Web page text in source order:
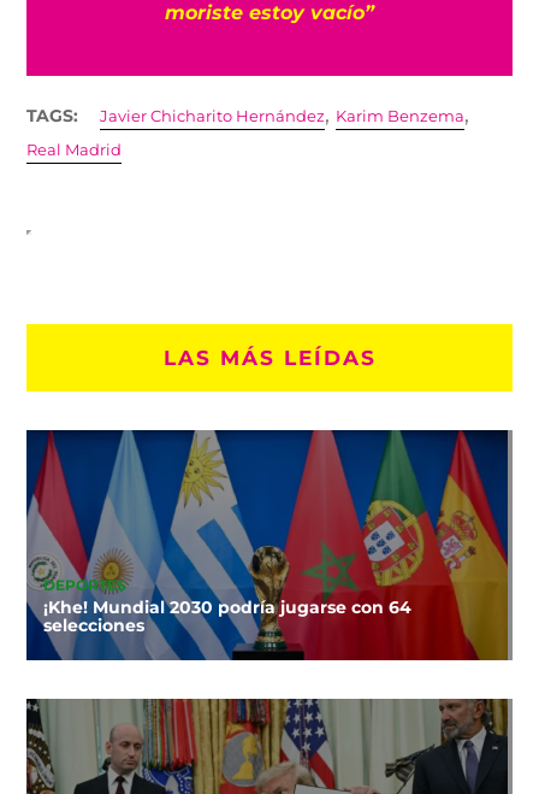
moriste estoy vacío”
TAGS: Javier Chicharito Hernández, Karim Benzema,
Real Madrid
LAS MÁS LEÍDAS
DEPORTES
¡Khe! Mundial 2030 podría jugarse con 64
selecciones